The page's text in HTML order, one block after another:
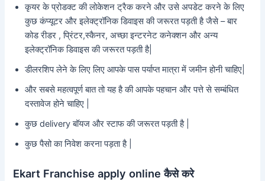
कृयर के प्रोडक्ट की लोकेशन ट्रैक करने और उसे अपडेट करने के लिए
कुछ कंप्यूटर और इलेक्ट्रॉनिक डिवाइस की जरूरत पड़ती है जैसे – बार
कोड रीडर , प्रिंटर,स्कैनर, अच्छा इन्टरनेट कनेक्शन और अन्य
इलेक्ट्रॉनिक डिवाइस की जरूरत पड़ती है|
डीलरशिप लेने के लिए लिए आपके पास पर्याप्त मात्रा में जमीन होनी चाहिए|
और सबसे महत्वपूर्ण बात तो यह है की आपके पहचान और पत्ते से सम्बंधित
दस्तावेज होने चाहिए |
कुछ delivery बॉयज और स्टाफ की जरूरत पड़ती है |
कुछ पैसो का निवेश करना पड़ता है |
Ekart Franchise apply online कैसे करे